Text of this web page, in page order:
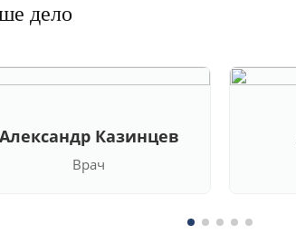
дело
Александр Казинцев
Врач